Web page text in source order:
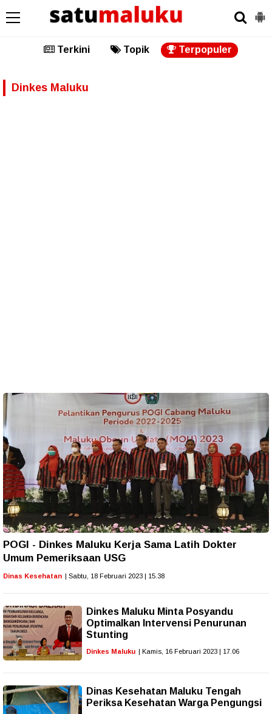
Terkini Topik Terpopuler
Dinkes Maluku
POGI - Dinkes Maluku Kerja Sama Latih Dokter
Umum Pemeriksaan USG
Dinas Kesehatan | Sabtu, 18 Februari 2023 | 15.38
Dinkes Maluku Minta Posyandu
Optimalkan Intervensi Penurunan
Stunting
Dinkes Maluku | Kamis, 16 Februari 2023 | 17.06
Dinas Kesehatan Maluku Tengah
Periksa Kesehatan Warga Pengungsi